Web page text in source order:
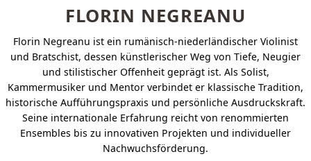
FLORIN NEGREANU
Florin Negreanu ist ein rumänisch-niederländischer Violinist
und Bratschist, dessen künstlerischer Weg von Tiefe, Neugier
und stilistischer Offenheit geprägt ist. Als Solist,
Kammermusiker und Mentor verbindet er klassische Tradition,
historische Aufführungspraxis und persönliche Ausdruckskraft.
Seine internationale Erfahrung reicht von renommierten
Ensembles bis zu innovativen Projekten und individueller
Nachwuchsförderung.